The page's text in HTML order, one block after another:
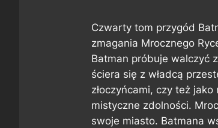
Czwarty tom przygód
zmagania Mrocznego
Batman próbuje walczyć
ściera się z władcą
złoczyńcami, czy też
mistyczne zdolności.
swoje miasto. Batmana